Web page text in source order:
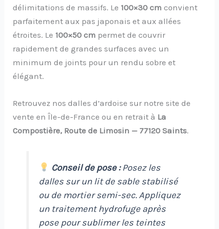
délimitations de massifs. Le 100×30 cm convient
parfaitement aux pas japonais et aux allées
étroites. Le 100×50 cm permet de couvrir
rapidement de grandes surfaces avec un
minimum de joints pour un rendu sobre et
élégant.
Retrouvez nos dalles d’ardoise sur notre site de
vente en Île-de-France ou en retrait à La
Compostière, Route de Limosin — 77120 Saints.
Conseil de pose :Posez les
dalles sur un lit de sable stabilisé
ou de mortier semi-sec. Appliquez
un traitement hydrofuge après
pose pour sublimer les teintes